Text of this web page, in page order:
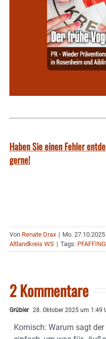
Haben Sie einen Fehler
gerne!
Von Renate Drax | Mo.
Altlandkreis WS | Tags: PFAFFING
2 Kommentare
Grübler 28. Oktober 2025 um 1:49
Komisch: Warum sagt